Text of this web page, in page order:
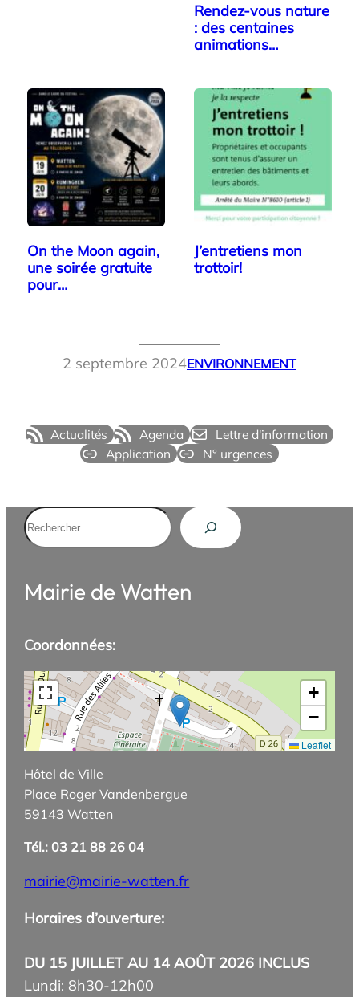
Rendez-vous nature
: des centaines
animations…
On the Moon again,
une soirée gratuite
pour…
J’entretiens mon
trottoir!
2 septembre 2024ENVIRONNEMENT
Actualités Agenda
Lettre d'information
Application
N° urgences
Rechercher
Mairie de Watten
Coordonnées:
+
−
Leaflet
Hôtel de Ville
Place Roger Vandenbergue
59143 Watten
Tél.: 03 21 88 26 04
mairie@mairie-watten.fr
Horaires d’ouverture:
DU 15 JUILLET AU 14 AOÛT 2026 INCLUS
Lundi: 8h30-12h00